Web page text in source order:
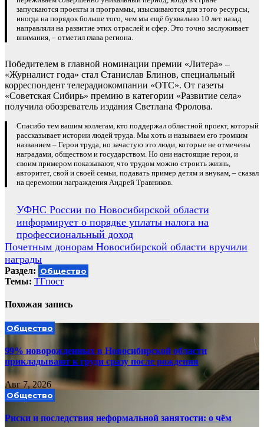
запускаются проекты и программы, изыскиваются для этого ресурсы,
иногда на порядок больше того, чем мы ещё буквально 10 лет назад
направляли на развитие этих отраслей и сфер. Это точно заслуживает
внимания, – отметил глава региона.
Победителем в главной номинации премии «Литера» –
«Журналист года» стал Станислав Блинов, специальный
корреспондент телерадиокомпании «ОТС». От газеты
«Советская Сибирь» премию в категории «Развитие села»
получила обозреватель издания Светлана Фролова.
Спасибо тем вашим коллегам, кто поддержал областной проект, который
рассказывает истории людей труда. Мы хоть и называем его громким
названием – Герои труда, но зачастую это люди, которые не отмечены
наградами, обществом и государством. Но они настоящие герои, и
своим примером показывают, что трудом можно строить жизнь,
авторитет, свой и своей семьи, подавать пример детям и внукам, – сказал
на церемонии награждения Андрей Травников.
Навигация
по
записям
УФНС России по Новосибирской области
информирует о порядке уплаты налога на
профессиональный доход
Почетным донорам Новосибирской области вручили
награды
Раздел: Общество
Темы: ТГпост
Похожая запись
Общество
99% новорожденных в Новосибирской области
прикладывают к груди сразу после рождения
Авг 7, 2026
Общество
Риски и последствия неформальной занятости: о чём